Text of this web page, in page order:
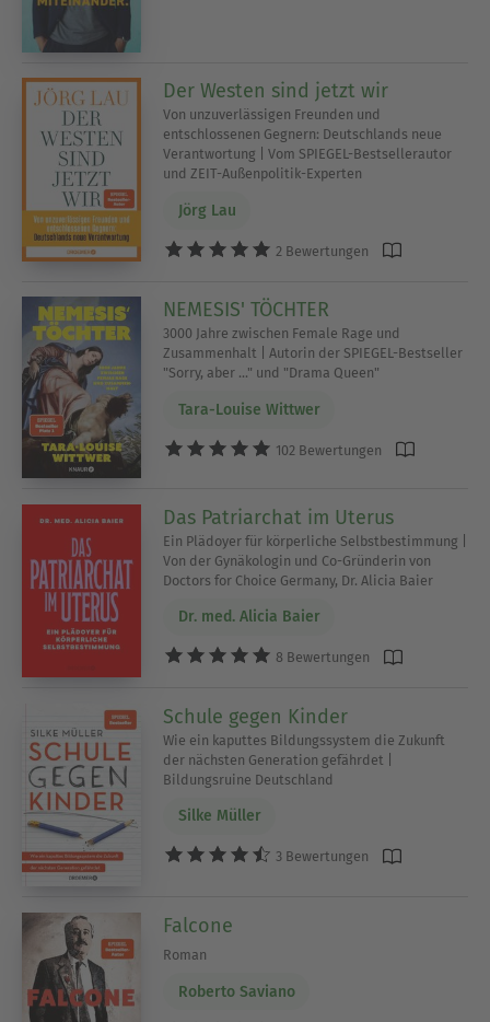
Der Westen sind jetzt wir
Von unzuverlässigen Freunden und
entschlossenen Gegnern: Deutschlands neue
Verantwortung | Vom SPIEGEL-Bestsellerautor
und ZEIT-Außenpolitik-Experten
Jörg Lau
2 Bewertungen
NEMESIS' TÖCHTER
3000 Jahre zwischen Female Rage und
Zusammenhalt | Autorin der SPIEGEL-Bestseller
"Sorry, aber ..." und "Drama Queen"
Tara-Louise Wittwer
102 Bewertungen
Das Patriarchat im Uterus
Ein Plädoyer für körperliche Selbstbestimmung |
Von der Gynäkologin und Co-Gründerin von
Doctors for Choice Germany, Dr. Alicia Baier
Dr. med. Alicia Baier
8 Bewertungen
Schule gegen Kinder
Wie ein kaputtes Bildungssystem die Zukunft
der nächsten Generation gefährdet |
Bildungsruine Deutschland
Silke Müller
3 Bewertungen
Falcone
Roman
Roberto Saviano